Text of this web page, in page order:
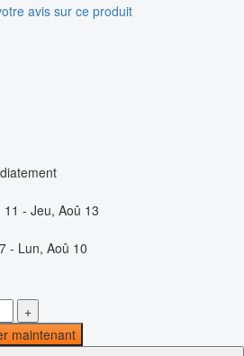
avis sur ce produit
11 - Jeu, Aoû 13
- Lun, Aoû 10
+
maintenant